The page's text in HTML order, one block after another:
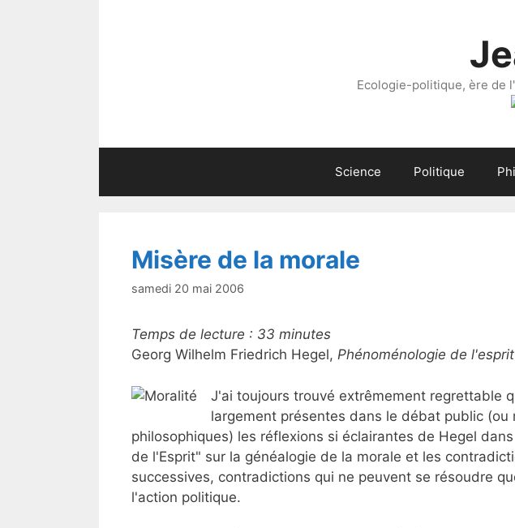
Ecologie-politique, ère de
Science Politique
Misère de la morale
samedi 20 mai 2006
Temps de lecture : 33 minutes
Georg Wilhelm Friedrich Hegel, Phénoménologie de l'esprit
J'ai toujours trouvé extrêmement regrettable
largement présentes dans le débat public (ou
philosophiques) les réflexions si éclairantes de Hegel
de l'Esprit" sur la généalogie de la morale et les
successives, contradictions qui ne peuvent se résoudre
l'action politique.